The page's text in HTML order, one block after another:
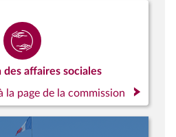
des affaires sociales
la page de la commission